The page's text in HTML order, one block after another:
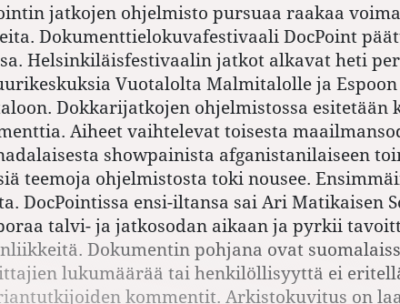
jatkojen ohjelmisto pursuaa raakaa
Dokumenttielokuvafestivaali DocPoint
Helsinkiläisfestivaalin jatkot alkavat heti
Vuotalolta Malmitalolle ja
Dokkarijatkojen ohjelmistossa esitetään
Aiheet vaihtelevat toisesta
showpainista afganistanilaiseen
teemoja ohjelmistosta toki nousee.
DocPointissa ensi-iltansa sai Ari Matikaisen
talvi- ja jatkosodan aikaan ja pyrkii
Dokumentin pohjana ovat
lukumäärää tai henkilöllisyyttä ei
kommentit. Arkistokuvitus on